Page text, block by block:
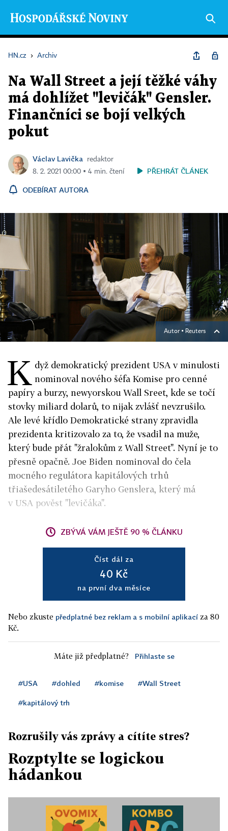
HN.cz › Archiv
Na Wall Street a její těžké váhy
má dohlížet "levičák" Gensler.
Finančníci se bojí velkých
pokut
Václav Lavička
redaktor
8. 2. 2021 00:00 ▪ 4 min. čtení
PŘEHRÁT ČLÁNEK
ODEBÍRAT AUTORA
Autor ▪ Reuters
K dyž demokratický prezident USA v minulosti
nominoval nového šéfa Komise pro cenné
papíry a burzy, newyorskou Wall Sreet, kde se točí
stovky miliard dolarů, to nijak zvlášť nevzrušilo.
Ale levé křídlo Demokratické strany zpravidla
prezidenta kritizovalo za to, že vsadil na muže,
který bude přát "žralokům z Wall Street". Nyní je to
přesně opačně. Joe Biden nominoval do čela
mocného regulátora kapitálových trhů
třiašedesátiletého Garyho Genslera, který má
v USA pověst "levičáka".
ZBÝVÁ VÁM JEŠTĚ 90 % ČLÁNKU
Číst dál za
40 Kč
na první dva měsíce
Nebo zkuste předplatné bez reklam a s mobilní aplikací za 80
Kč.
Máte již předplatné? Přihlaste se
#USA #dohled #komise #Wall Street
#kapitálový trh
Rozrušily vás zprávy a cítíte stres?
Rozptylte se logickou
hádankou